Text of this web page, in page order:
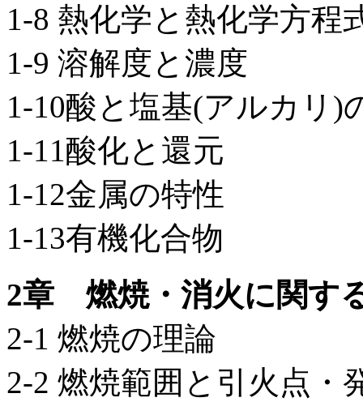
1-8 熱化学と熱化学方程
1-9 溶解度と濃度
1-10酸と塩基(アルカリ)
1-11酸化と還元
1-12金属の特性
1-13有機化合物
2章 燃焼・消火に関す
2-1 燃焼の理論
2-2 燃焼範囲と引火点・